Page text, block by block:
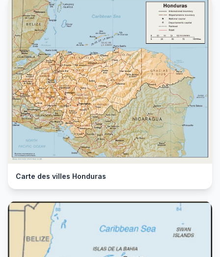
Carte des villes Honduras